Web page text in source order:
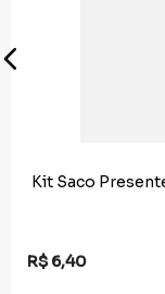
Kit Saco
R$ 6,40